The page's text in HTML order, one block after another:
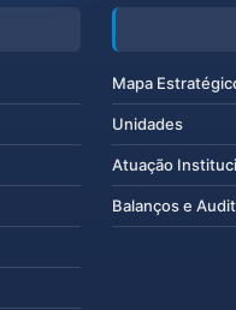
Mapa
Unidades
Atuação
Balanços e